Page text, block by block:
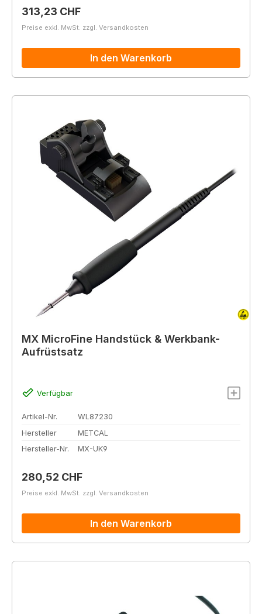
Regulärer Preis:
313,23 CHF
Preise exkl. MwSt. zzgl. Versandkosten
In den Warenkorb
MX MicroFine Handstück & Werkbank-
Aufrüstsatz
Verfügbar
Artikel-Nr.
WL87230
Hersteller
METCAL
Hersteller-Nr.
MX-UK9
Regulärer Preis:
280,52 CHF
Preise exkl. MwSt. zzgl. Versandkosten
In den Warenkorb